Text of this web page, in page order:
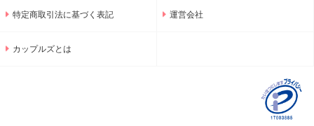
特定商取引法に基づく表記 運営会社
カップルズとは